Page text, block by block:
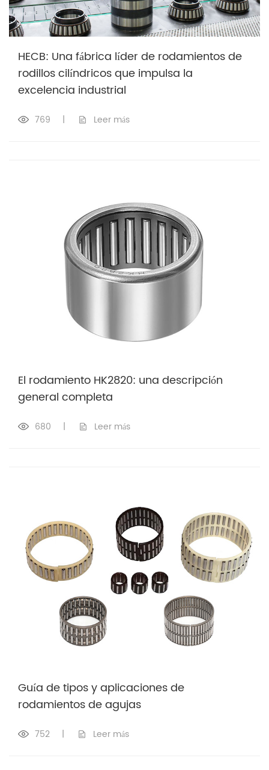
HECB: Una fábrica líder de rodamientos de
rodillos cilíndricos que impulsa la
excelencia industrial
769 | Leer más
El rodamiento HK2820: una descripción
general completa
680 | Leer más
Guía de tipos y aplicaciones de
rodamientos de agujas
752 | Leer más